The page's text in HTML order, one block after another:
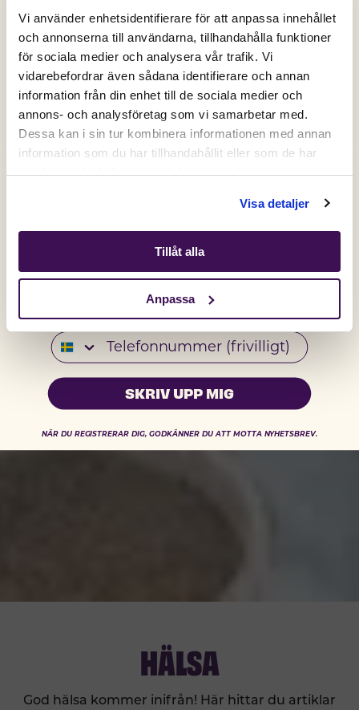
Vi använder enhetsidentifierare för att anpassa innehållet
och annonserna till användarna, tillhandahålla funktioner
för sociala medier och analysera vår trafik. Vi
vidarebefordrar även sådana identifierare och annan
information från din enhet till de sociala medier och
annons- och analysföretag som vi samarbetar med.
Dessa kan i sin tur kombinera informationen med annan
information som du har tillhandahållit eller som de har
samlat in när du har använt deras tjänster.
Visa detaljer
Tillåt alla
Anpassa
Active location:
Sweden
Currency: SEK
SELECT YOUR COUNTRY:
HÄLSA
God hälsa kommer inifrån! Här hittar du artiklar
Få 50% på ditt första köp💛
Signa upp dig på vårt nyhetsbrev och få din unika
Gäller nya kunder och dig som inte har handlat hos oss de
Telefonnummer
SKRIV UPP MIG
NÄR DU REGISTRERAR DIG, GODKÄNNER DU ATT MOTTA NYHETSBREV.